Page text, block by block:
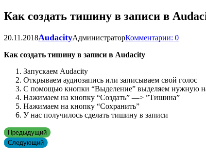
Как создать тишину в записи в
20.11.2018AudacityАдминистраторКомментарии: 0
Как создать тишину в записи в Audacity
Запускаем Audacity
Открываем аудиозапись или записываем свой голос
С помощью кнопки “Выделение” выделяем нужную
Нажимаем на кнопку “Создать” —> ”Тишина”
Нажимаем на кнопку “Сохранить”
У нас получилось сделать тишину в записи
Предыдущий
Следующий